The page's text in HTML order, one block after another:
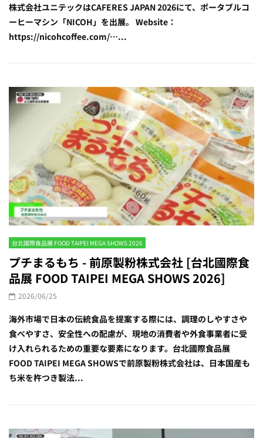
株式会社ユニテックはCAFERES JAPAN 2026にて、ポータブルコ
ーヒーマシン「NICOH」を出展。 Website：
https://nicohcoffee.com/…...
台北國際食品展 FOOD TAIPEI MEGA SHOWS 2026
プチまるもち - 前原製粉株式会社 [台北國際食
品展 FOOD TAIPEI MEGA SHOWS 2026]
2026/06/25
海外市場で日本の伝統食品を提案する際には、調理のしやすさや
食べやすさ、安全性への配慮が、現地の消費者や外食事業者に受
け入れられるための重要な要素になります。台北國際食品展
FOOD TAIPEI MEGA SHOWSで前原製粉株式会社は、日本国産も
ち米を杵つき製法...